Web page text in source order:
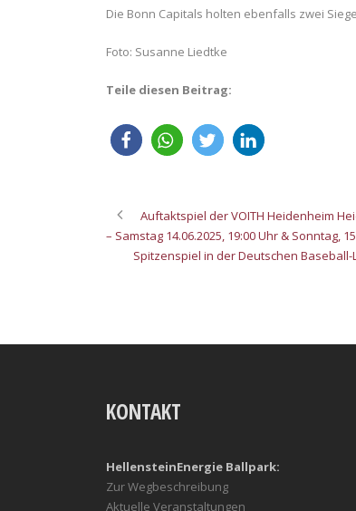
Die Bonn Capitals holten ebenfalls zwei
Foto: Susanne Liedtke
Teile diesen Beitrag:
Auftaktspiel der VOITH Heidenheim
– Samstag 14.06.2025, 19:00 Uhr & Sonntag,
Spitzenspiel in der Deutschen Baseball-
KONTAKT
HellensteinEnergie Ballpark:
Zur Wegbeschreibung
Aktuelle Veranstaltungen